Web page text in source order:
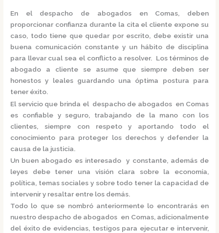
En el despacho de abogados en Comas, deben
proporcionar confianza durante la cita el cliente expone su
caso, todo tiene que quedar por escrito, debe existir una
buena comunicación constante y un hábito de disciplina
para llevar cual sea el conflicto a resolver. Los términos de
abogado a cliente se asume que siempre deben ser
honestos y leales guardando una óptima postura para
tener éxito.
El servicio que brinda el despacho de abogados en Comas
es confiable y seguro, trabajando de la mano con los
clientes, siempre con respeto y aportando todo el
conocimiento para proteger los derechos y defender la
causa de la justicia.
Un buen abogado es interesado y constante, además de
leyes debe tener una visión clara sobre la economía,
política, temas sociales y sobre todo tener la capacidad de
intervenir y resaltar entre los demás.
Todo lo que se nombró anteriormente lo encontrarás en
nuestro despacho de abogados en Comas, adicionalmente
del éxito de evidencias, testigos para ejecutar e intervenir,